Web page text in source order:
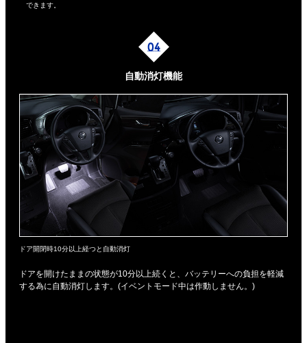
できます。
自動消灯機能
ドア開閉時10分以上経つと自動消灯
ドアを開けたままの状態が10分以上続くと、バッテリーへの負担を軽減
する為に自動消灯します。(イベントモード中は作動しません。)